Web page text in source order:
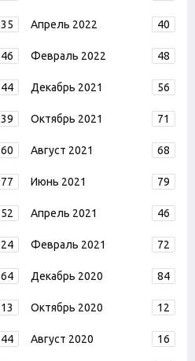
35 Апрель 2022 40
46 Февраль 2022 48
44 Декабрь 2021 56
39 Октябрь 2021 71
60 Август 2021 68
77 Июнь 2021 79
52 Апрель 2021 46
24 Февраль 2021 72
64 Декабрь 2020 84
13 Октябрь 2020 12
44 Август 2020 16